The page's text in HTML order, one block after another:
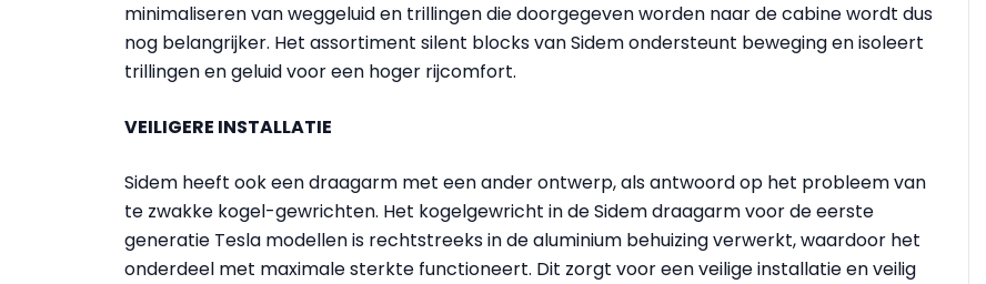
minimaliseren van weggeluid en trillingen die doorgegeven worden naar de cabine wordt dus
nog belangrijker. Het assortiment silent blocks van Sidem ondersteunt beweging en isoleert
trillingen en geluid voor een hoger rijcomfort.
VEILIGERE INSTALLATIE
Sidem heeft ook een draagarm met een ander ontwerp, als antwoord op het probleem van
te zwakke kogel-gewrichten. Het kogelgewricht in de Sidem draagarm voor de eerste
generatie Tesla modellen is rechtstreeks in de aluminium behuizing verwerkt, waardoor het
onderdeel met maximale sterkte functioneert. Dit zorgt voor een veilige installatie en veilig